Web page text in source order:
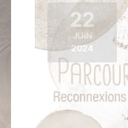
22
JUIN
2024